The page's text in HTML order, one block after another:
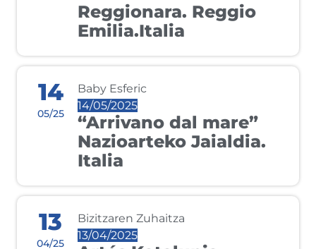
Reggionara. Reggio
Emilia.Italia
14
05/25
Baby Esferic
14/05/2025
“Arrivano dal mare”
Nazioarteko Jaialdia.
Italia
13
04/25
Bizitzaren Zuhaitza
13/04/2025